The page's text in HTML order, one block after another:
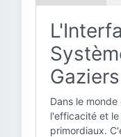
Dans le
l'efficacité et
primordiaux.